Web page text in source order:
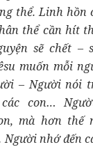
thể. Linh hồn
thể cần hít
sẽ chết –
muốn mỗi
– Người nói
con…
mà hơn thế
Người nhớ đến